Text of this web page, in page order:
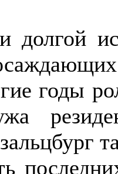
долгой
годы